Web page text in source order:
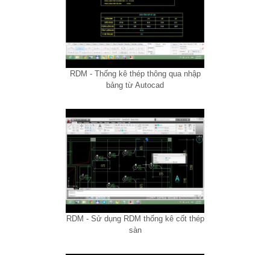
RDM - Thống kê thép thông qua nhập
bảng từ Autocad
RDM - Sử dụng RDM thống kê cốt thép
sàn